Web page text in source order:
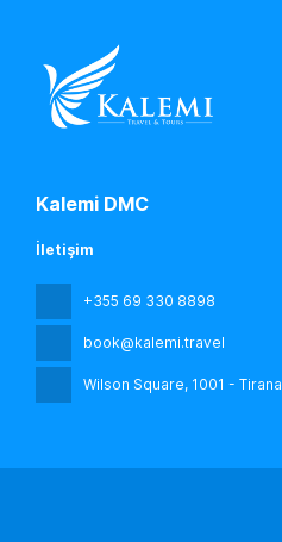
Kalemi DMC
İletişim
+355 69 330 8898
book@kalemi.travel
Wilson Square, 1001 - Tirana